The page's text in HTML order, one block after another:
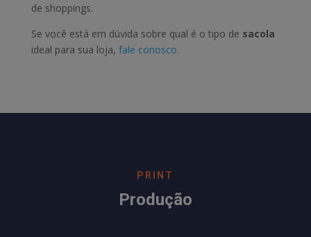
de shoppings.
Se você está em dúvida sobre qual é o tipo de sacola
ideal para sua loja, fale conosco.
PRINT
Produção